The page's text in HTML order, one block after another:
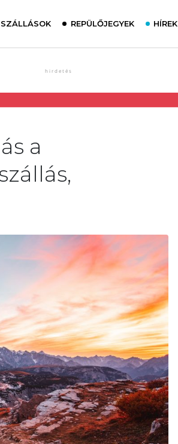
SZÁLLÁSOK REPÜLŐJEGYEK HÍREK
a